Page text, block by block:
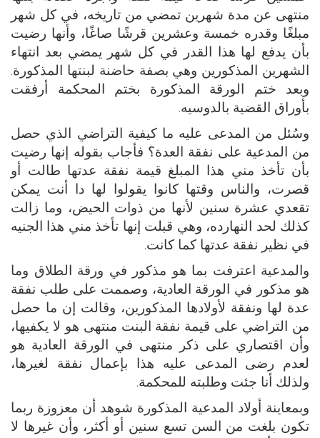
منتهى عن مدة شهرين تمضي من تاريخه، في كل شهر
مبلغًا وقدره خمسة وعشرين قرشًا صاغًا، وأنها رضيت
بأن يدفع لها هذا القدر في كل شهر يمضي بعد انتهاء
الشهرين المذكورين وهي بصفة حاضنة لبنتها المذكورة.
وبعد ختم الورقة المذكورة بختم المحكمة أرفقت
بأوراق القضية بالدوسيه.
وسُئل من المدعى عليه ما كيفية التراضي الذي حصل
من المدعية على نفقة العدة؟ فأجاب بقوله إنها رضيت
بأن تأخذ مني هذا المبلغ قيمة نفقة عدتها طالت أو
قصرت، والناس وقتها كانوا يقولوا لها دا أنت يمكن
تقعدي عشرة سنين لأنها من ذوات الحيض، وما زالت
كذلك لحد النهارده، وهي قبلت إنها تأخذ مني هذا الجنيه
في نظير نفقة عدتها كما كانت.
والمدعية اعترفت بما هو مذكور في ورقة الطلاق وما
هو مذكور في الورقة العادية، وصممت على طلب نفقة
عدة لها ونفقة لأولادها المذكورين، وقالت إن ما حصل
من التراضي على قيمة نفقة البنت منتهى هو لا يكفيها،
وأن اقتصاري على ذكر منتهى في الورقة العادية هو
لعدم رضى المدعى عليه هذا بإعمال نفقة لغيرها،
ولذلك أنا جئت وطلبته للمحكمة.
وبمعاينة أولاد المدعية المذكورة شوهد أن معزوزة ربما
تكون بلغت من السن تسع سنين أو أكثر، وأن غيرها لا